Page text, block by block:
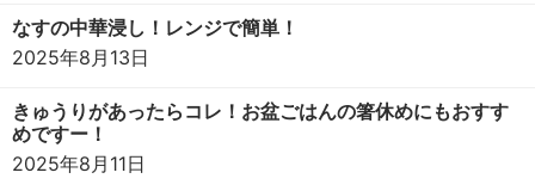
なすの中華浸し！レンジで簡単！
2025年8月13日
きゅうりがあったらコレ！お盆ごはんの箸休めにもおすす
めですー！
2025年8月11日